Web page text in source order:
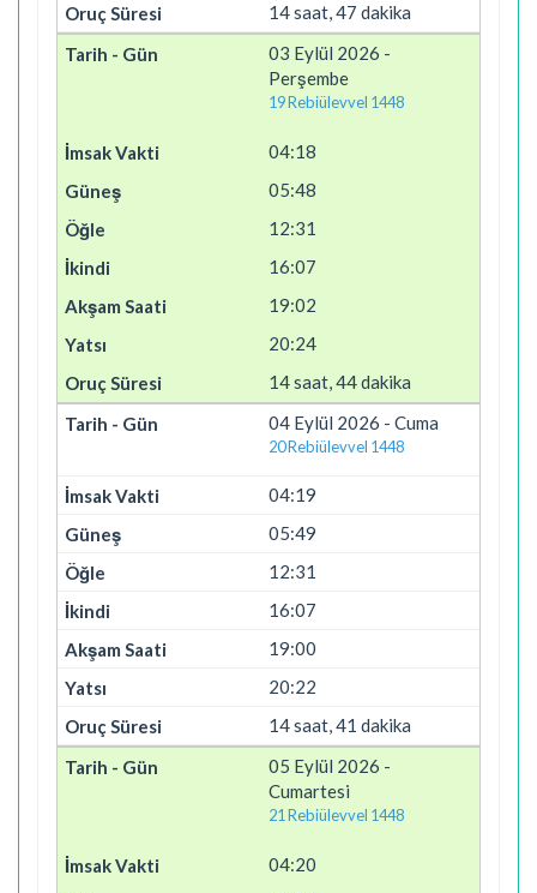
14 saat, 47 dakika
03 Eylül 2026 -
Perşembe
19 Rebiülevvel 1448
04:18
05:48
12:31
16:07
19:02
20:24
14 saat, 44 dakika
04 Eylül 2026 - Cuma
20 Rebiülevvel 1448
04:19
05:49
12:31
16:07
19:00
20:22
14 saat, 41 dakika
05 Eylül 2026 -
Cumartesi
21 Rebiülevvel 1448
04:20